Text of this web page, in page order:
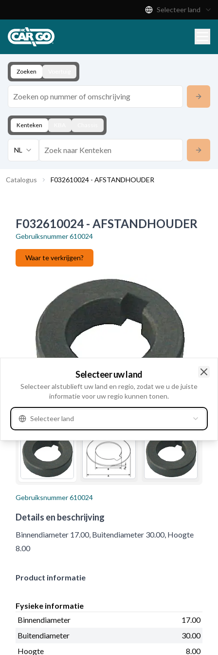
Download
Contact
Selecteer land
Zoeken
Kenteken
NL
Catalogus F032610024 - AFSTANDHOUDER
F032610024 - AFSTANDHOUDER
Gebruiksnummer610024
Waar te verkrijgen?
Gebruiksnummer610024
Details en beschrijving
Binnendiameter 17.00, Buitendiameter 30.00, Hoogte
8.00
Product informatie
Fysieke informatie
Binnendiameter
17.00
Buitendiameter
30.00
Hoogte
8.00
Selecteer uw land
Selecteer alstublieft uw land en regio, zodat we u de juiste
informatie voor uw regio kunnen tonen.
Selecteer land